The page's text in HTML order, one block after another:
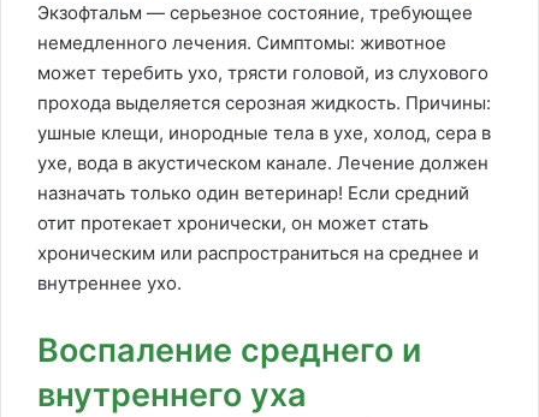
Экзофтальм — серьезное состояние, требующее
немедленного лечения. Симптомы: животное
может теребить ухо, трясти головой, из слухового
прохода выделяется серозная жидкость. Причины:
ушные клещи, инородные тела в ухе, холод, сера в
ухе, вода в акустическом канале. Лечение должен
назначать только один ветеринар! Если средний
отит протекает хронически, он может стать
хроническим или распространиться на среднее и
внутреннее ухо.
Воспаление среднего и
внутреннего уха